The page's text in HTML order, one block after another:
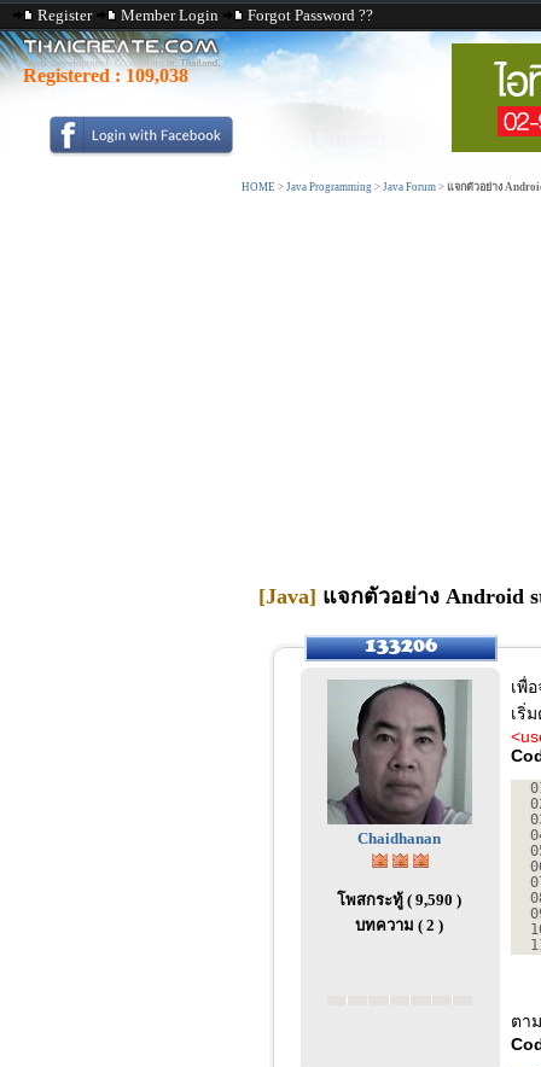
Register Member Login Forgot Password ??
Registered : 109,038
HOME > Java Programming > Java Forum > แจกตัวอย่าง
[Java] แจกตัวอย่าง Android
Chaidhanan
โพสกระทู้ ( 9,590 )
บทความ ( 2 )
เพื่
เริ่
ตา